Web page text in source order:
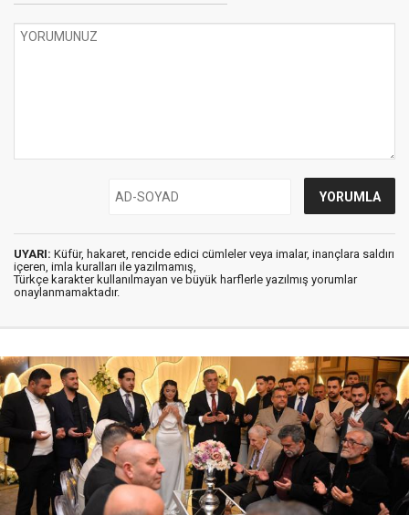
UYARI: Küfür, hakaret, rencide edici cümleler veya imalar, inançlara saldırı
içeren, imla kuralları ile yazılmamış,
Türkçe karakter kullanılmayan ve büyük harflerle yazılmış yorumlar
onaylanmamaktadır.